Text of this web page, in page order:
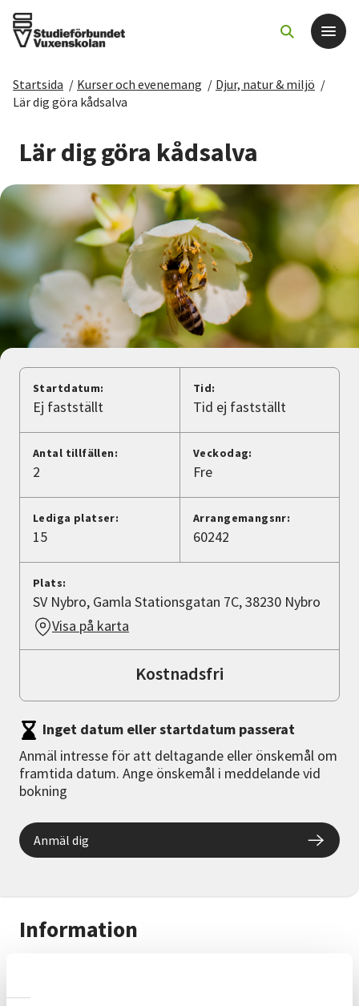
Det här gör vi
För dig som
Sök kurser och evenemang
Om SV
Starta studiecirkel
Cirkelledare
Nyheter
Avdelningar
Lyssna
Startsida / Kurser och evenemang / Djur, natur & miljö /
Lär dig göra kådsalva
Lär dig göra kådsalva
Information
Startdatum:
Ej fastställt
Tid:
Tid ej fastställt
Antal tillfällen:
2
Veckodag:
Fre
Lediga platser:
15
Arrangemangsnr:
60242
Plats:
SV Nybro, Gamla Stationsgatan 7C, 38230 Nybro
Visa på karta
Kostnadsfri
Inget datum eller startdatum passerat
Anmäl intresse för att deltagande eller önskemål om
framtida datum. Ange önskemål i meddelande vid
bokning
Anmäl dig